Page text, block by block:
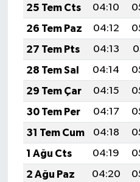
25 Tem Cts
04:10
26 Tem Paz
04:12
27 Tem Pts
04:13
28 Tem Sal
04:14
29 Tem Çar
04:15
30 Tem Per
04:17
31 Tem Cum
04:18
1 Ağu Cts
04:19
2 Ağu Paz
04:20